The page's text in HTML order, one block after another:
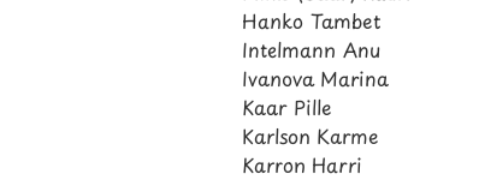
Hanko Tambet
Intelmann Anu
Ivanova Marina
Kaar Pille
Karlson Karme
Karron Harri